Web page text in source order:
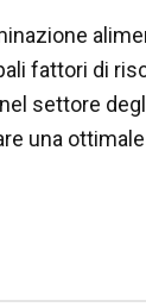
fattori di
settore
una